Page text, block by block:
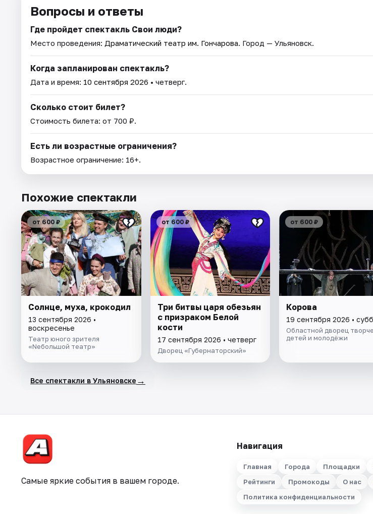
Вопросы и ответы
Где пройдет спектакль Свои люди?
Место проведения: Драматический театр им. Гончарова. Город — Ульяновск.
Когда запланирован спектакль?
Дата и время: 10 сентября 2026 • четверг.
Сколько стоит билет?
Стоимость билета: от 700 ₽.
Есть ли возрастные ограничения?
Возрастное ограничение: 16+.
Похожие спектакли
от 600 ₽
Солнце, муха, крокодил
13 сентября 2026 •
воскресенье
Театр юного зрителя
«Nебольшой театр»
от 600 ₽
Три битвы царя обезьян
с призраком Белой
кости
17 сентября 2026 • четверг
Дворец «Губернаторский»
от 600 ₽
Корова
19 сентября 2026 •
Областной дворец
детей и молодёжи
Все спектакли в Ульяновске →
Самые яркие события в вашем городе.
Навигация
Главная Города Площадки
Рейтинги
Промокоды О нас
Политика конфиденциальности